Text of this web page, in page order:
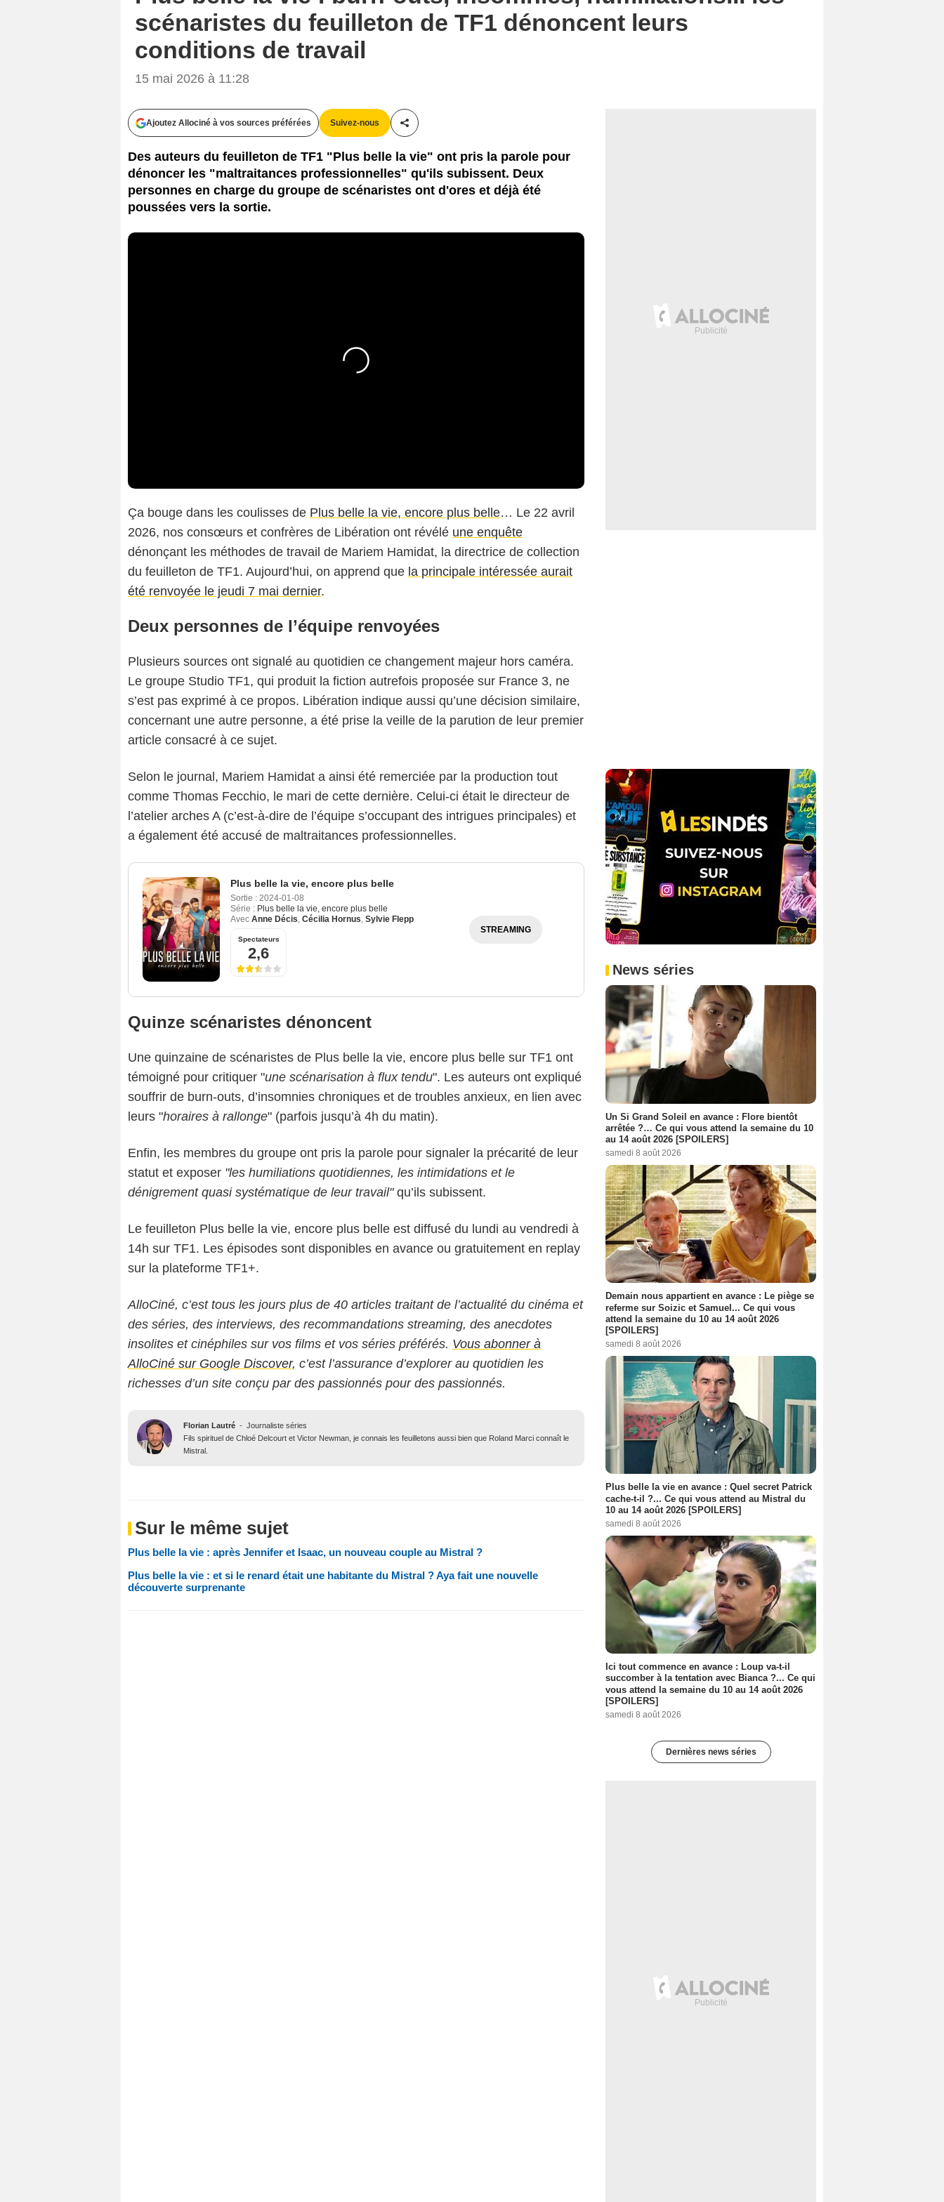
scénaristes du feuilleton de TF1 dénoncent leurs
conditions de travail
15 mai 2026 à 11:28
Ajoutez Allociné à vos sources préférées Suivez-nous
Partager cet article
Des auteurs du feuilleton de TF1 "Plus belle la vie" ont pris la parole pour
dénoncer les "maltraitances professionnelles" qu'ils subissent. Deux
personnes en charge du groupe de scénaristes ont d'ores et déjà été
poussées vers la sortie.
Ça bouge dans les coulisses de Plus belle la vie, encore plus belle… Le 22 avril
2026, nos consœurs et confrères de Libération ont révélé une enquête
dénonçant les méthodes de travail de Mariem Hamidat, la directrice de collection
du feuilleton de TF1. Aujourd’hui, on apprend que la principale intéressée aurait
été renvoyée le jeudi 7 mai dernier.
Deux personnes de l’équipe renvoyées
Plusieurs sources ont signalé au quotidien ce changement majeur hors caméra.
Le groupe Studio TF1, qui produit la fiction autrefois proposée sur France 3, ne
s’est pas exprimé à ce propos. Libération indique aussi qu’une décision similaire,
concernant une autre personne, a été prise la veille de la parution de leur premier
article consacré à ce sujet.
Selon le journal, Mariem Hamidat a ainsi été remerciée par la production tout
comme Thomas Fecchio, le mari de cette dernière. Celui-ci était le directeur de
l’atelier arches A (c’est-à-dire de l’équipe s’occupant des intrigues principales) et
a également été accusé de maltraitances professionnelles.
Plus belle la vie, encore plus belle
Sortie : 2024-01-08
Série : Plus belle la vie, encore plus belle
Avec Anne Décis, Cécilia Hornus, Sylvie Flepp
Spectateurs
2,6
STREAMING
Quinze scénaristes dénoncent
Une quinzaine de scénaristes de Plus belle la vie, encore plus belle sur TF1 ont
témoigné pour critiquer "une scénarisation à flux tendu". Les auteurs ont expliqué
souffrir de burn-outs, d’insomnies chroniques et de troubles anxieux, en lien avec
leurs "horaires à rallonge" (parfois jusqu’à 4h du matin).
Enfin, les membres du groupe ont pris la parole pour signaler la précarité de leur
statut et exposer "les humiliations quotidiennes, les intimidations et le
dénigrement quasi systématique de leur travail"qu’ils subissent.
Le feuilleton Plus belle la vie, encore plus belle est diffusé du lundi au vendredi à
14h sur TF1. Les épisodes sont disponibles en avance ou gratuitement en replay
sur la plateforme TF1+.
AlloCiné, c’est tous les jours plus de 40 articles traitant de l’actualité du cinéma et
des séries, des interviews, des recommandations streaming, des anecdotes
insolites et cinéphiles sur vos films et vos séries préférés. Vous abonner à
AlloCiné sur Google Discover, c’est l’assurance d’explorer au quotidien les
richesses d’un site conçu par des passionnés pour des passionnés.
Florian Lautré - Journaliste séries
Fils spirituel de Chloé Delcourt et Victor Newman, je connais les feuilletons aussi bien que Roland Marci connaît le
Mistral.
Sur le même sujet
Plus belle la vie : après Jennifer et Isaac, un nouveau couple au Mistral ?
Plus belle la vie : et si le renard était une habitante du Mistral ? Aya fait une nouvelle
découverte surprenante
News séries
Un Si Grand Soleil en avance : Flore bientôt
arrêtée ?… Ce qui vous attend la semaine du 10
au 14 août 2026 [SPOILERS]
samedi 8 août 2026
Demain nous appartient en avance : Le piège se
referme sur Soizic et Samuel... Ce qui vous
attend la semaine du 10 au 14 août 2026
[SPOILERS]
samedi 8 août 2026
Plus belle la vie en avance : Quel secret Patrick
cache-t-il ?... Ce qui vous attend au Mistral du
10 au 14 août 2026 [SPOILERS]
samedi 8 août 2026
Ici tout commence en avance : Loup va-t-il
succomber à la tentation avec Bianca ?... Ce qui
vous attend la semaine du 10 au 14 août 2026
[SPOILERS]
samedi 8 août 2026
Dernières news séries